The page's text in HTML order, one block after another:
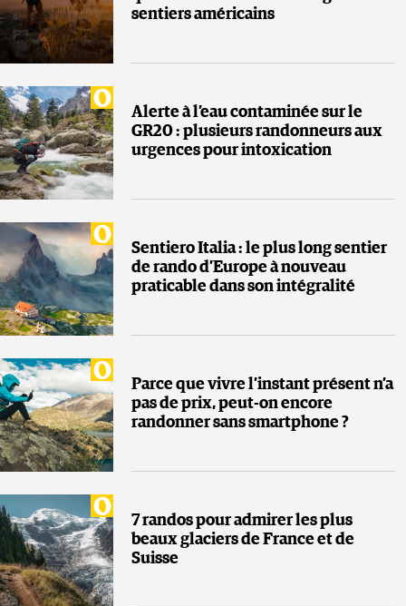
sentiers américains
Alerte à l’eau contaminée sur le
GR20 : plusieurs randonneurs aux
urgences pour intoxication
Sentiero Italia : le plus long sentier
de rando d’Europe à nouveau
praticable dans son intégralité
Parce que vivre l’instant présent n’a
pas de prix, peut-on encore
randonner sans smartphone ?
7 randos pour admirer les plus
beaux glaciers de France et de
Suisse